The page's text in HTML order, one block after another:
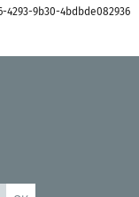
4293-9b30-4bdbde082936